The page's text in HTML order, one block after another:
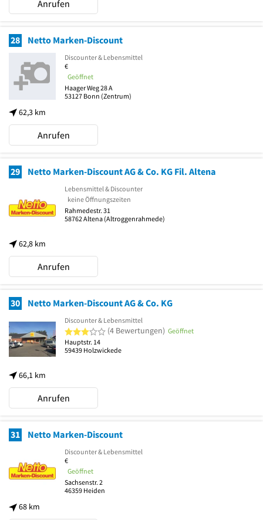
Anrufen
28 Netto Marken-Discount
62,3 km
Discounter & Lebensmittel
€
Geöffnet
Haager Weg 28 A
53127 Bonn (Zentrum)
Anrufen
29 Netto Marken-Discount AG & Co. KG Fil. Altena
62,8 km
Lebensmittel & Discounter
keine Öffnungszeiten
Rahmedestr. 31
58762Altena (Altroggenrahmede)
Anrufen
30 Netto Marken-Discount AG & Co. KG
66,1 km
Discounter & Lebensmittel
3 von 5 Sternen
(4 Bewertungen) Geöffnet
Hauptstr. 14
59439 Holzwickede
Anrufen
31 Netto Marken-Discount
68 km
Discounter & Lebensmittel
€
Geöffnet
Sachsenstr. 2
46359 Heiden